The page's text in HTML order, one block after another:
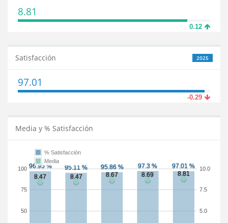
8.81
0.12
2025
Satisfacción
97.01
-0.29
Media y % Satisfacción
50
75
100
5.0
7.5
10.0
% Satisfacción
Media